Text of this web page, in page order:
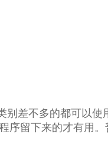
差不多的都可以
序留下来的才有用